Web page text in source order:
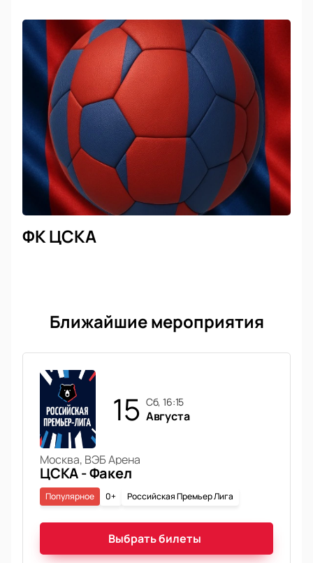
ФК ЦСКА
Ближайшие мероприятия
15 сб, 16:15
Августа
Москва, ВЭБ Арена
ЦСКА - Факел
0+ Российская Премьер Лига
Популярное
Выбрать билеты